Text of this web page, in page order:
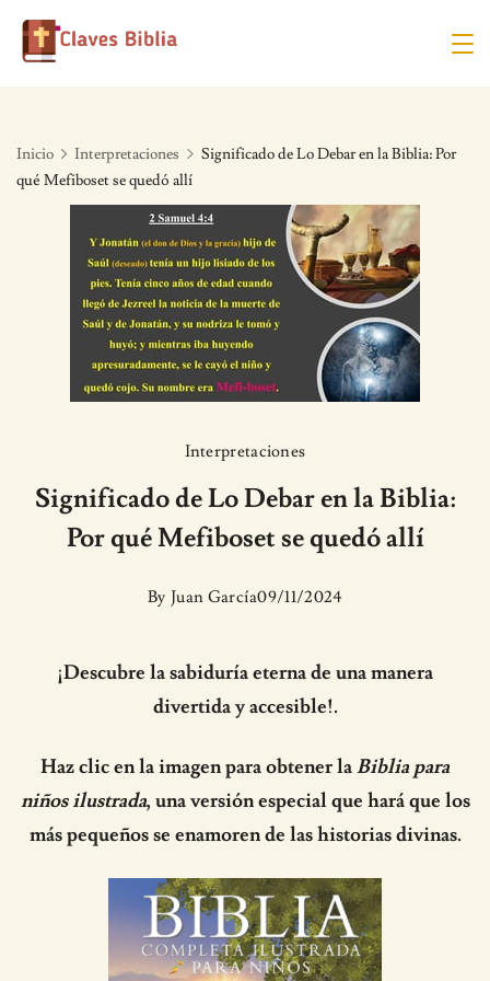
Skip
Inicio Interpretaciones
Significado de Lo Debar en la Biblia: Por
qué Mefiboset se quedó allí
Interpretaciones
Significado de Lo Debar en la Biblia:
Por qué Mefiboset se quedó allí
By Juan García09/11/2024
¡Descubre la sabiduría eterna de una manera
divertida y accesible!.
Haz clic en la imagen para obtener laBiblia para
niños ilustrada, una versión especial que hará que los
más pequeños se enamoren de las historias divinas.